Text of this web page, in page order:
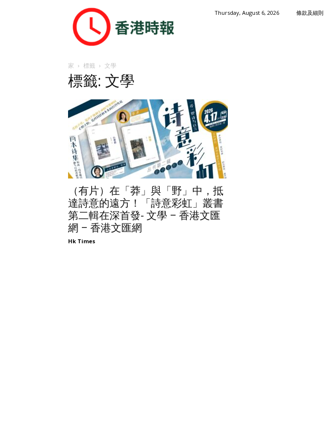
港
時
Thursday, August 6, 2026 條款及細則
家 標籤 文學
標籤: 文學
（有片）在「莽」與「野」中，抵
達詩意的遠方！「詩意彩虹」叢書
第二輯在深首發- 文學 – 香港文匯
網 – 香港文匯網
Hk Times